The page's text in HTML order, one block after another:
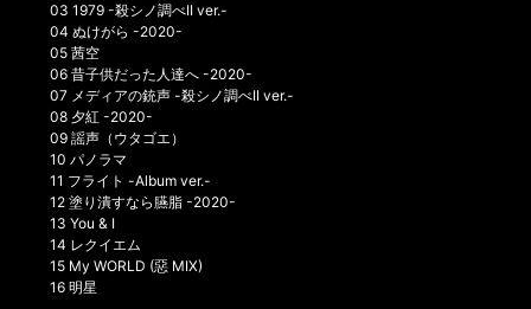
03 1979 -殺シノ調べII ver.-
04 ぬけがら -2020-
05 茜空
06 昔子供だった人達へ -2020-
07 メディアの銃声 -殺シノ調べII ver.-
08 夕紅 -2020-
09 謡声（ウタゴエ）
10 パノラマ
11 フライト -Album ver.-
12 塗り潰すなら臙脂 -2020-
13 You & I
14 レクイエム
15 My WORLD (惡 MIX)
16 明星